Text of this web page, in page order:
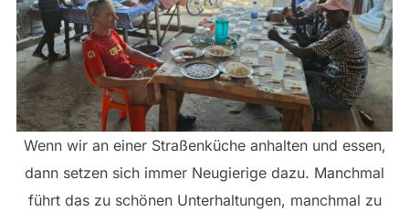
Wenn wir an einer Straßenküche anhalten und essen,
dann setzen sich immer Neugierige dazu. Manchmal
führt das zu schönen Unterhaltungen, manchmal zu